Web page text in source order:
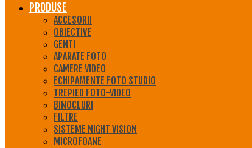
PRODUSE
ACCESORII
OBIECTIVE
GENTI
APARATE FOTO
CAMERE VIDEO
ECHIPAMENTE FOTO STUDIO
TREPIED FOTO-VIDEO
BINOCLURI
FILTRE
SISTEME NIGHT VISION
MICROFOANE